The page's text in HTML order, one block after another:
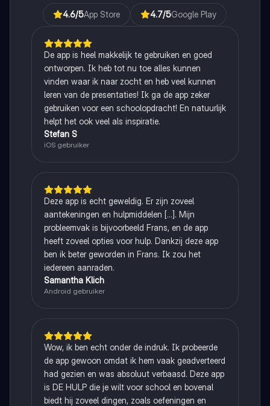
4.6/5App Store 4.7/5Google Play
De app is heel makkelijk te gebruiken en goed
ontworpen. Ik heb tot nu toe alles kunnen
vinden waar ik naar zocht en heb veel kunnen
leren van de presentaties! Ik ga de app zeker
gebruiken voor een schoolopdracht! En natuurlijk
helpt het ook veel als inspiratie.
Stefan S
iOS gebruiker
Deze app is echt geweldig. Er zijn zoveel
aantekeningen en hulpmiddelen [...]. Mijn
probleemvak is bijvoorbeeld Frans, en de app
heeft zoveel opties voor hulp. Dankzij deze app
ben ik beter geworden in Frans. Ik zou het
iedereen aanraden.
Samantha Klich
Android gebruiker
Wow, ik ben echt onder de indruk. Ik probeerde
de app gewoon omdat ik hem vaak geadverteerd
had gezien en was absoluut verbaasd. Deze app
is DE HULP die je wilt voor school en bovenal
biedt hij zoveel dingen, zoals oefeningen en